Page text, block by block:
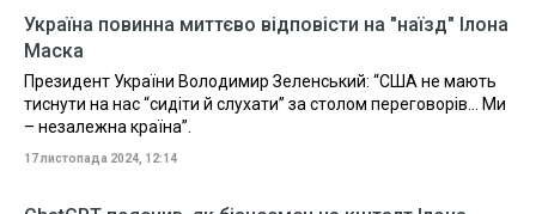
Україна повинна миттєво відповісти на "наїзд" Ілона
Маска
Президент України Володимир Зеленський: “США не мають
тиснути на нас “сидіти й слухати” за столом переговорів… Ми
– незалежна країна”.
17 листопада 2024, 12:14